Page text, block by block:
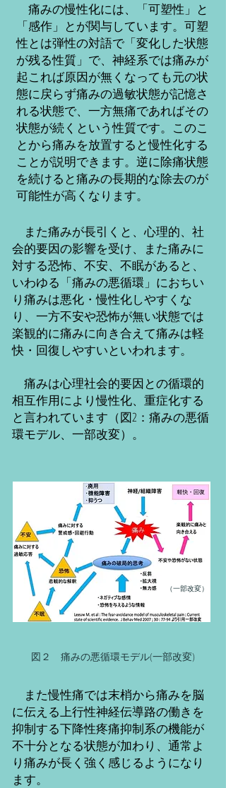
また痛みが長引くと、心理的、社
会的要因の影響を受け、また痛みに
対する恐怖、不安、不眠があると、
いわゆる「痛みの悪循環」におちい
り痛みは悪化・慢性化しやすくな
り、 一方不安や恐怖が無い状態では
楽観的に痛みに向き合えて痛みは軽
快・回復しやすいといわれます。
痛みは心理社会的要因との循環的
相互作用により慢性化、重症化する
と言われています（図2：痛みの悪循
環モデル、一部改変）。
また慢性痛では末梢から痛みを脳
に伝える上行性神経伝導路の働きを
抑制する下降性疼痛抑制系の機能が
不十分となる状態が加わり、通常よ
り痛みが長く強く感じるようになり
ます。
痛みの慢性化には、「可塑性」と
「感作」とが関与しています。可塑
性とは弾性の対語で「変化した状態
が残る性質」で、神経系では痛みが
起これば原因が無くなっても元の状
態に戻らず痛みの過敏状態が記憶さ
れる状態で、一方無痛であればその
状態が続くという性質です。このこ
とから痛みを放置すると慢性化する
ことが説明できます。逆に除痛状態
を続けると痛みの長期的な除去のが
可能性が高くなります。
​図２ 痛みの悪循環モデル(一部改変)
​（一部改変）